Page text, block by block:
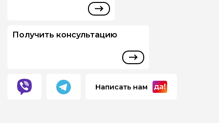
Получить консультацию
Написать нам